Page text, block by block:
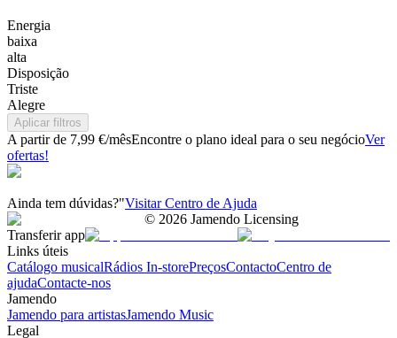
Energia
baixa
alta
Disposição
Triste
Alegre
Aplicar filtros
A partir de 7,99 €/mêsEncontre o plano ideal para o seu negócioVer
ofertas!
Ainda tem dúvidas?"Visitar Centro de Ajuda
© 2026 Jamendo Licensing
Transferir app
Links úteis
Catálogo musicalRádios In-storePreçosContactoCentro de
ajudaContacte-nos
Jamendo
Jamendo para artistasJamendo Music
Legal